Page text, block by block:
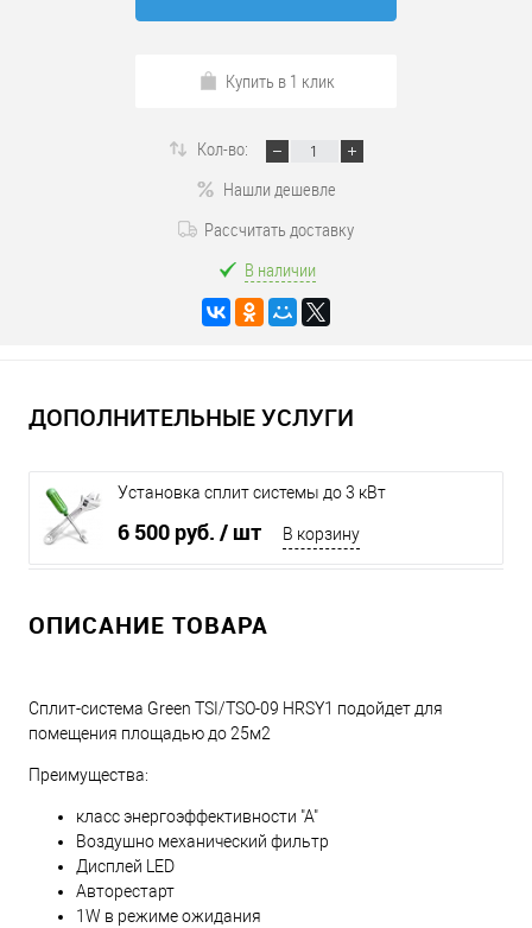
Купить в 1 клик
Кол-во:
Нашли дешевле
Рассчитать доставку
В наличии
ДОПОЛНИТЕЛЬНЫЕ УСЛУГИ
Установка сплит системы до 3 кВт
6 500 руб. / шт В корзину
ОПИСАНИЕ ТОВАРА
Сплит-система Green TSI/TSO-09 HRSY1 подойдет для
помещения площадью до 25м2
Преимущества:
класс энергоэффективности "А"
Воздушно механический фильтр
Дисплей LED
Авторестарт
1W в режиме ожидания